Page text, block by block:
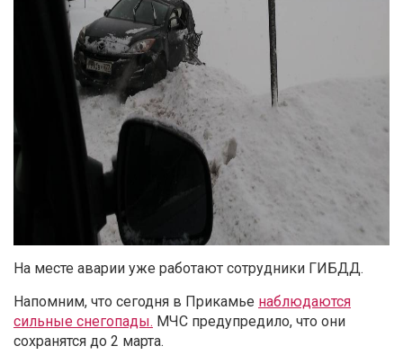
На месте аварии уже работают сотрудники ГИБДД.
Напомним, что сегодня в Прикамье наблюдаются
сильные снегопады. МЧС предупредило, что они
сохранятся до 2 марта.